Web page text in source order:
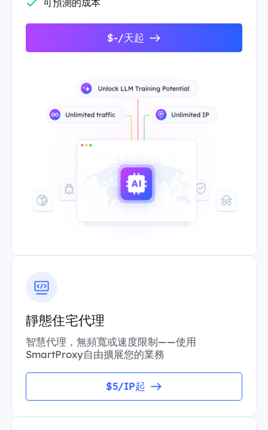
可預測的成本
$-/天起
靜態住宅代理
智慧代理，無頻寬或速度限制——使用
SmartProxy自由擴展您的業務
$5/IP起